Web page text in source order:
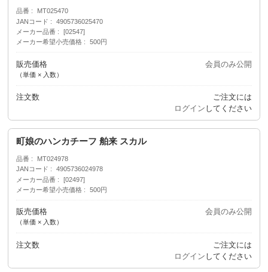
品番
MT025470
JANコード
4905736025470
メーカー品番
[02547]
メーカー希望小売価格
500円
販売価格
（単価 × 入数）
会員のみ公開
注文数
ご注文には
ログイン してください
町娘のハンカチーフ 舶来 スカル
品番
MT024978
JANコード
4905736024978
メーカー品番
[02497]
メーカー希望小売価格
500円
販売価格
（単価 × 入数）
会員のみ公開
注文数
ご注文には
ログイン してください